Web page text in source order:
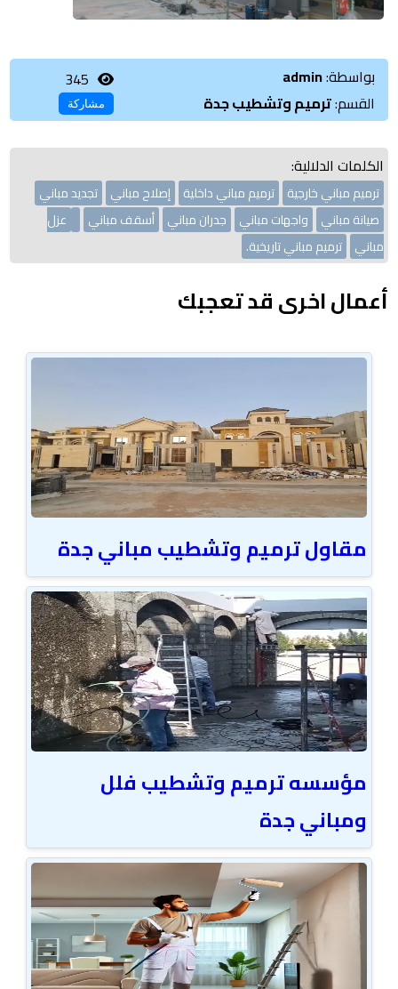
بواسطة:admin
القسم:ترميم وتشطيب جدة
345
مشاركة
الكلمات الدلالية:
ترميم مباني خارجية ترميم مباني داخلية إصلاح مباني تجديد مباني
صيانة مباني
واجهات مباني جدران مباني أسقف مباني
عزل
مباني ترميم مباني تاريخية.
أعمال اخرى قد تعجبك
مقاول ترميم وتشطيب مباني جدة
مؤسسه ترميم وتشطيب فلل
ومباني جدة